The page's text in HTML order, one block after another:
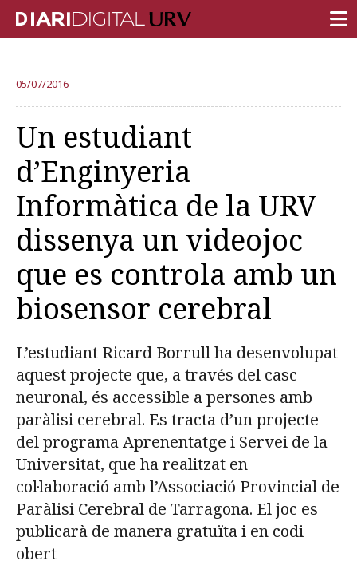
RECERCA
DOCÈNCIA
INSTITUCIÓ
VIDA AL CAMPUS
COMUNITAT URV
REPORTATGES
Més categories
Prova la cerca avançada
Subscriu-te als butlletins de la URV
CATALÀ ESPAÑOL ENGLISH
05/07/2016
Un estudiant
d’Enginyeria
Informàtica de la URV
dissenya un videojoc
que es controla amb un
biosensor cerebral
L’estudiant Ricard Borrull ha desenvolupat
aquest projecte que, a través del casc
neuronal, és accessible a persones amb
paràlisi cerebral. Es tracta d’un projecte
del programa Aprenentatge i Servei de la
Universitat, que ha realitzat en
col·laboració amb l’Associació Provincial de
Paràlisi Cerebral de Tarragona. El joc es
publicarà de manera gratuïta i en codi
obert